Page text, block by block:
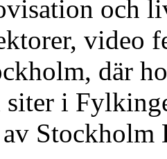
och
video
där
siter i
Stockholm